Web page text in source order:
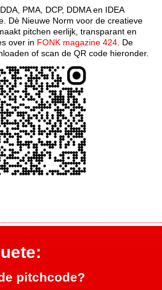
PMA, DCP, DDMA en IDEA
Dè Nieuwe Norm voor de creatieve
pitchen eerlijk, transparant en
over in FONK magazine 424 . De
of scan de QR code hieronder.
pitchcode?